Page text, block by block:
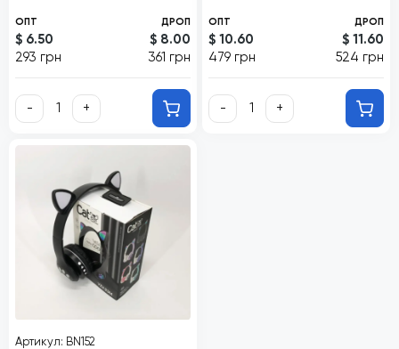
ОПТ
$ 6.50
293 грн
ДРОП
$ 8.00
361 грн
- +
ОПТ
$ 10.60
479 грн
ДРОП
$ 11.60
524 грн
- +
Артикул: BN152